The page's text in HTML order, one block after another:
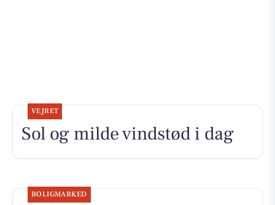
VEJRET
Sol og milde vindstød i dag
BOLIGMARKED